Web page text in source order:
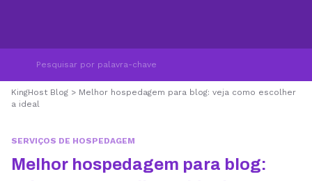
KingHost Blog > Melhor hospedagem para blog: veja como escolher
a ideal
SERVIÇOS DE HOSPEDAGEM
Melhor hospedagem para blog: